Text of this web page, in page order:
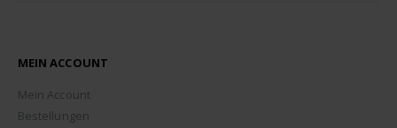
MEIN ACCOUNT
Mein Account
Bestellungen